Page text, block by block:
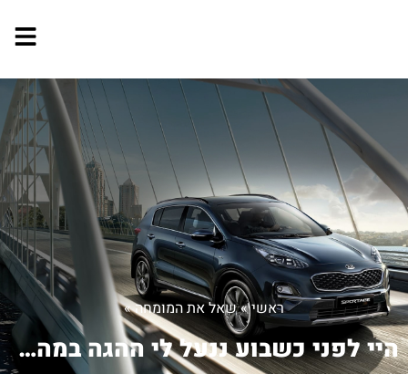
ראשי»שאל את המומחה»
היי לפני כשבוע ננעל לי ההגה במהלך נסי...